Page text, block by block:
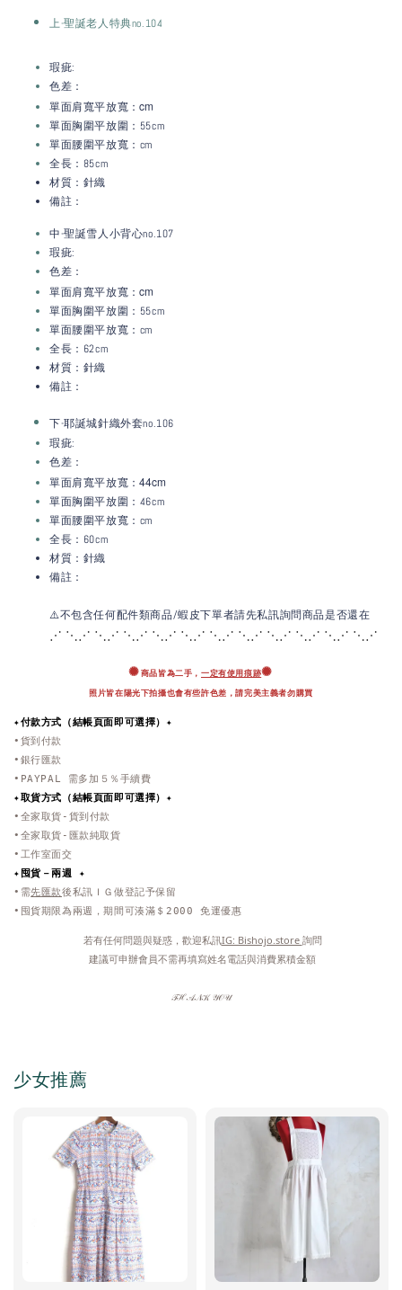
上-聖誕老人特典no.104
瑕疵:
色差：
單面肩寬平放寬 ：cm
單面胸圍平放圍：55cm
單面腰圍平放寬： cm
全長：85cm
材質：針織
備註：
中-聖誕雪人小背心no.107
瑕疵:
色差：
單面肩寬平放寬 ：cm
單面胸圍平放圍：55cm
單面腰圍平放寬： cm
全長：62cm
材質：針織
備註：
下-耶誕城針織外套no.106
瑕疵:
色差：
單面肩寬平放寬 ：44cm
單面胸圍平放圍：46cm
單面腰圍平放寬： cm
全長：60cm
材質：針織
備註：
⚠️不包含任何配件類商品/蝦皮下單者請先私訊詢問商品是否還在
⋰ ⋱⋰ ⋱⋰ ⋱⋰ ⋱⋰ ⋱⋰ ⋱⋰ ⋱⋰ ⋱
⋰ ⋱⋰ ⋱⋰ ⋱⋰
✺ 商品皆為二手， 一定有使用痕跡✺
照片皆在陽光下拍攝也會有些許色差，請完美主義者勿購買
✦付款方式（結帳頁面即可選擇）✦
•貨到付款
•銀行匯款
•PAYPAL 需多加５％手續費
✦取貨方式 （結帳頁面即可選擇） ✦
•全家取貨-貨到付款
•全家取貨-匯款純取貨
•工作室面交
✦ 囤貨－兩週 ✦
•需先匯款後私訊ＩＧ做登記予保留
•囤貨期限為兩週，期間可湊滿＄2000 免運優惠
若有任何問題與疑惑，歡迎私訊IG: Bishojo.store 詢問
建議可申辦會員不需再填寫姓名電話與消費累積金額
𝒯ℋ𝒜𝒩𝒦 𝒴𝒪𝒰
少女推薦